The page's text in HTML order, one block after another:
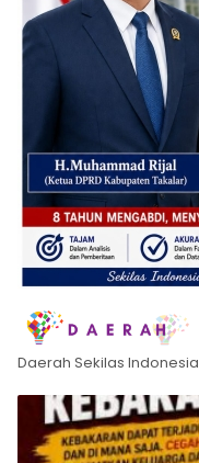
Daerah Sekilas Indonesia